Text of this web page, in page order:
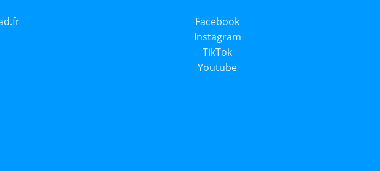
Facebook
Instagram
TikTok
Youtube